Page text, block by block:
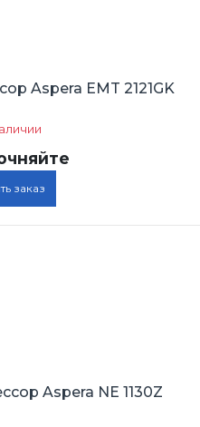
Aspera EMT 2121GK
заказ
Aspera NE 1130Z